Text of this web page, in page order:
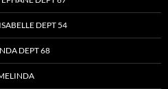
DEPT 54
DEPT 68